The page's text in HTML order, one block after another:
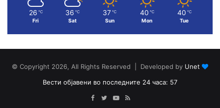
26 ℃
Fri
36 ℃
Sat
37 ℃
Sun
40 ℃
Mon
40 ℃
Tue
© Copyright 2026, All Rights Reserved | Developed by Unet
Вести објавени во последните 24 часа: 57
Facebook
TwitterYouTube
RSS